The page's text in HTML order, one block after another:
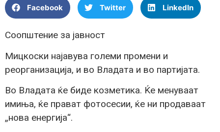
Facebook Twitter LinkedIn
Соопштение за јавност
Мицкоски најавува големи промени и
реорганизација, и во Владата и во партијата.
Во Владата ќе биде козметика. Ќе менуваат
имиња, ќе прават фотосесии, ќе ни продаваат
„нова енергија“.